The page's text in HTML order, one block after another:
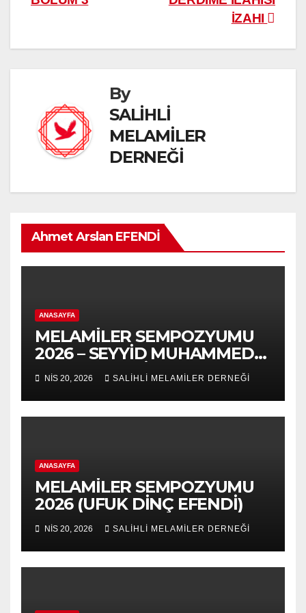
İZAHI
By
SALİHLİ
MELAMİLER
DERNEĞİ
Ahmet Arslan EFENDİ
ANASAYFA
MELAMİLER SEMPOZYUMU
2026 – SEYYİD MUHAMMED
NURUL-ARABİ 139.VUSLAT
YILDÖNÜMÜ-5.VAHDET
SÖYLEYİŞ PANEL
NIS 20, 2026 SALİHLİ MELAMİLER DERNEĞİ
ANASAYFA
MELAMİLER SEMPOZYUMU
2026 (UFUK DİNÇ EFENDİ)
NIS 20, 2026 SALİHLİ MELAMİLER DERNEĞİ